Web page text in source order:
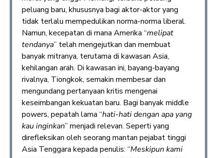
peluang baru, khususnya bagi aktor-aktor yang
tidak terlalu mempedulikan norma-norma liberal.
Namun, kecepatan di mana Amerika “melipat
tendanya” telah mengejutkan dan membuat
banyak mitranya, terutama di kawasan Asia,
kehilangan arah. Di kawasan ini, bayang-bayang
rivalnya, Tiongkok, semakin membesar dan
mengundang pertanyaan kritis mengenai
keseimbangan kekuatan baru. Bagi banyak middle
powers, pepatah lama “hati-hati dengan apa yang
kau inginkan” menjadi relevan. Seperti yang
direfleksikan oleh seorang mantan pejabat tinggi
Asia Tenggara kepada penulis: “Meskipun kami